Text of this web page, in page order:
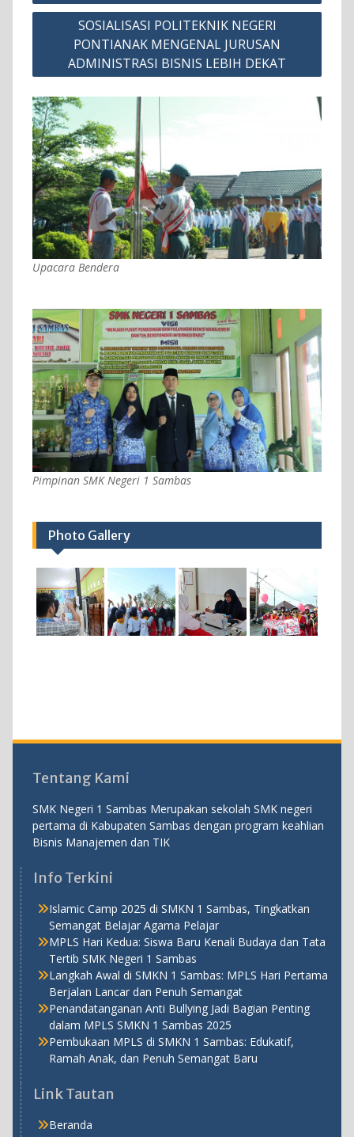
SOSIALISASI POLITEKNIK NEGERI
PONTIANAK MENGENAL JURUSAN
ADMINISTRASI BISNIS LEBIH DEKAT
Upacara Bendera
Pimpinan SMK Negeri 1 Sambas
Photo Gallery
Tentang Kami
SMK Negeri 1 Sambas Merupakan sekolah SMK negeri
pertama di Kabupaten Sambas dengan program keahlian
Bisnis Manajemen dan TIK
Info Terkini
Islamic Camp 2025 di SMKN 1 Sambas, Tingkatkan
Semangat Belajar Agama Pelajar
MPLS Hari Kedua: Siswa Baru Kenali Budaya dan Tata
Tertib SMK Negeri 1 Sambas
Langkah Awal di SMKN 1 Sambas: MPLS Hari Pertama
Berjalan Lancar dan Penuh Semangat
Penandatanganan Anti Bullying Jadi Bagian Penting
dalam MPLS SMKN 1 Sambas 2025
Pembukaan MPLS di SMKN 1 Sambas: Edukatif,
Ramah Anak, dan Penuh Semangat Baru
Link Tautan
Beranda